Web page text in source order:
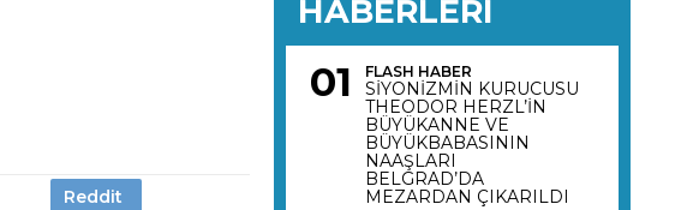
HABERLERI
FLASH HABER
SİYONİZMİN KURUCUSU
THEODOR HERZL’İN
BÜYÜKANNE VE
BÜYÜKBABASININ
NAAŞLARI
BELGRAD’DA
MEZARDAN ÇIKARILDI